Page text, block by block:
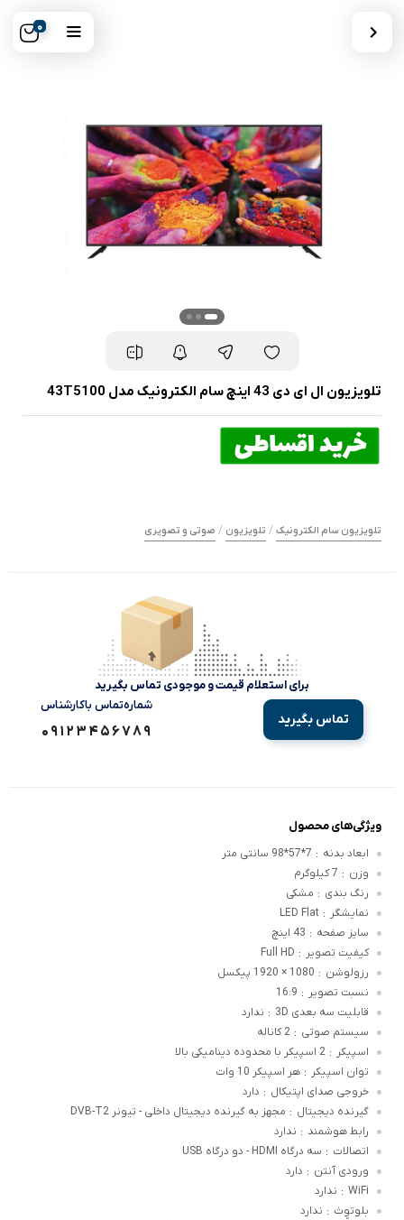
0
تلویزیون ال ای دی 43 اینچ سام الکترونیک مدل 43T5100
تلویزیون سام الکترونیک / تلویزیون / صوتی و تصویری
برای استعلام قیمت و موجودی تماس بگیرید
تماس بگیرید
شماره‌تماس‌ با‌کارشناس
09123456789
ویژگی‌های محصول
ابعاد بدنه : 7*57*98 سانتی متر
وزن : 7 کیلوگرم
رنگ بندی : مشکی
نمایشگر :
LED Flat
سایز صفحه : 43 اینچ
کیفیت تصویر :
Full HD
رزولوشن : 1080 × 1920 پیکسل
نسبت تصویر :
16:9
قابلیت سه بعدی 3D
: ندارد
سیستم صوتی : 2 کاناله
اسپیکر : 2 اسپیکر با محدوده دینامیکی بالا
توان اسپیکر : هر اسپیکر 10 وات
خروجی صدای اپتیکال : دارد
گیرنده دیجیتال : مجهز به گیرنده دیجیتال داخلی - تیونر DVB-T2
رابط هوشمند : ندارد
اتصالات : سه درگاه HDMI - دو درگاه USB
ورودی آنتن : دارد
WiFi
: ندارد
بلوتوٍث : ندارد